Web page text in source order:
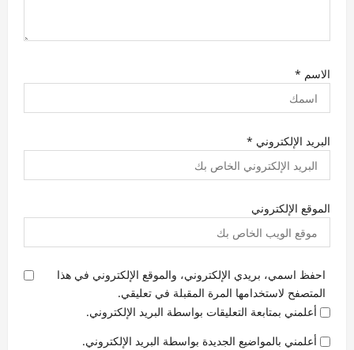
الاسم *
البريد الإلكتروني *
الموقع الإلكتروني
احفظ اسمي، بريدي الإلكتروني، والموقع الإلكتروني في هذا
المتصفح لاستخدامها المرة المقبلة في تعليقي.
أعلمني بمتابعة التعليقات بواسطة البريد الإلكتروني.
أعلمني بالمواضيع الجديدة بواسطة البريد الإلكتروني.